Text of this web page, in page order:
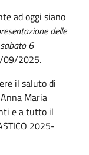
ad oggi siano
delle
6
09/2025.
il saluto di
Maria
e a tutto il
2025-